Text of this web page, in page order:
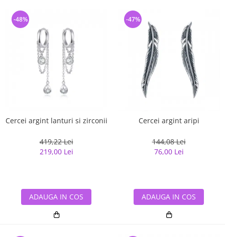
Cercei argint lanturi si zirconii
419,22 Lei
219,00 Lei
-48%
ADAUGA IN COS
Cercei argint aripi
144,08 Lei
76,00 Lei
-47%
ADAUGA IN COS